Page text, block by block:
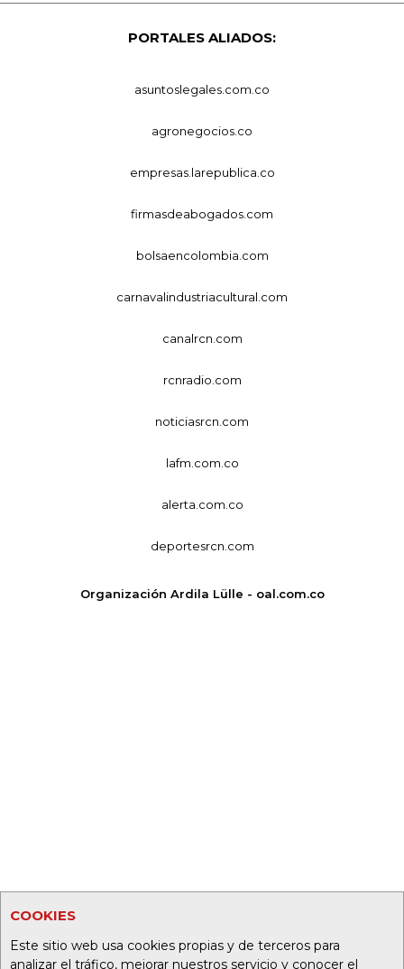
COOKIES
Este sitio web usa cookies propias y de terceros para
analizar el tráfico, mejorar nuestros servicio y conocer el
PORTALES ALIADOS:
asuntoslegales.com.co
agronegocios.co
empresas.larepublica.co
firmasdeabogados.com
bolsaencolombia.com
carnavalindustriacultural.com
canalrcn.com
rcnradio.com
noticiasrcn.com
lafm.com.co
alerta.com.co
deportesrcn.com
Organización Ardila Lülle - oal.com.co